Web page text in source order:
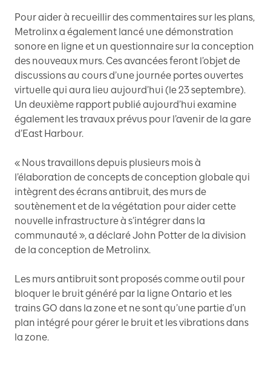
Pour aider à recueillir des commentaires sur les plans,
Metrolinx a également lancé une démonstration
sonore en ligne et un questionnaire sur la conception
des nouveaux murs. Ces avancées feront l’objet de
discussions au cours d’une journée portes ouvertes
virtuelle qui aura lieu aujourd’hui (le 23 septembre).
Un deuxième rapport publié aujourd’hui examine
également les travaux prévus pour l’avenir de la gare
d’East Harbour.
« Nous travaillons depuis plusieurs mois à
l’élaboration de concepts de conception globale qui
intègrent des écrans antibruit, des murs de
soutènement et de la végétation pour aider cette
nouvelle infrastructure à s’intégrer dans la
communauté », a déclaré John Potter de la division
de la conception de Metrolinx.
Les murs antibruit sont proposés comme outil pour
bloquer le bruit généré par la ligne Ontario et les
trains GO dans la zone et ne sont qu’une partie d’un
plan intégré pour gérer le bruit et les vibrations dans
la zone.